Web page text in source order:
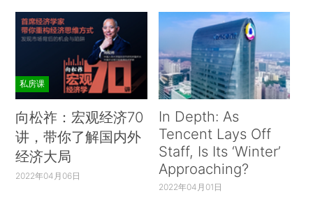
私房课
向松祚：宏观经济70
讲，带你了解国内外
经济大局
2022年04月06日
In Depth: As
Tencent Lays Off
Staff, Is Its ‘Winter’
Approaching?
2022年04月01日